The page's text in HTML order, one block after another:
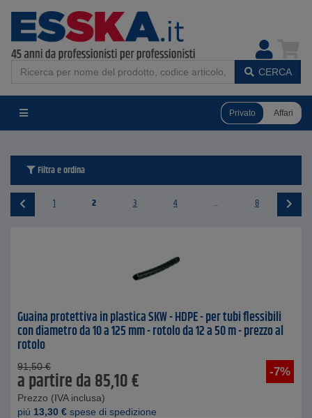
CERCA
Privato Affari
Filtra e ordina
1 2 3 4 ... 8
Guaina protettiva in plastica SKW - HDPE - per tubi flessibili
con diametro da 10 a 125 mm - rotolo da 12 a 50 m - prezzo al
rotolo
-7%
91,50 €
a partire da85,10€
Prezzo (IVA inclusa)
piú 13,30 € spese di spedizione